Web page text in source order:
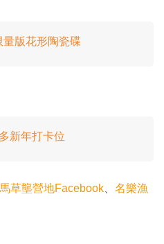
版花形陶瓷碟
新年打卡位
草壟營地Facebook
名樂漁